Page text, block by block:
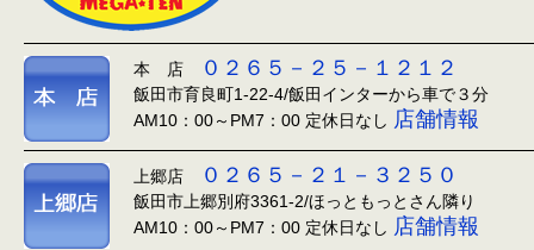
本 店 ０２６５－２５－１２１２
飯田市育良町1-22-4/飯田インターから車で３分
AM10：00～PM7：00 定休日なし 店舗情報
上郷店 ０２６５－２１－３２５０
飯田市上郷別府3361-2/ほっともっとさん隣り
AM10：00～PM7：00 定休日なし 店舗情報